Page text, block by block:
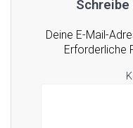
Deine E-Mail-
Erforderliche